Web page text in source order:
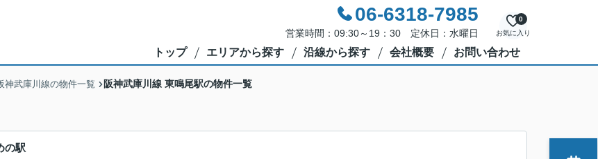
06-6318-7985
営業時間：09:30～19：30 定休日：水曜日 お気に入り
0
トップ エリアから探す 沿線から探す 会社概要 お問い合わせ
神武庫川線の物件一覧 阪神武庫川線 東鳴尾駅の物件一覧
の駅